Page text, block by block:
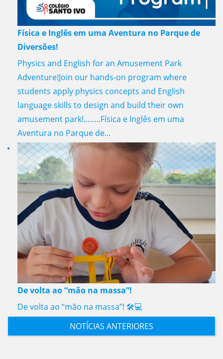
Física e Inglês em uma Aventura no Parque de
Diversões!
Physics and English for an Amusement Park
Adventure!Join our hands-on program where
students apply physics concepts and English
language skills to design and build their own
amusement park!……..Física e Inglês em uma
Aventura no Parque de...
De volta ao “mão na massa”!
De volta ao “mão na massa”! 🛠️💻
NOTÍCIAS ANTERIORES